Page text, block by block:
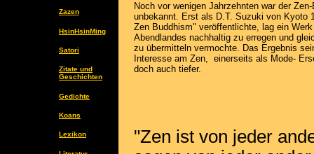
Zazen
HsinHsinMing
Satori
Zitate und
Geschichten
Gedichte
Koans
Lexikon
Noch vor wenigen Jahrzehnten war der
unbekannt. Erst als D.T. Suzuki von Kyoto
Zen Buddhism" veröffentlichte, lag ein
Abendlandes nachhaltig zu erregen und
zu übermitteln vermochte. Das Ergebnis
Interesse am Zen, einerseits als Mode-
doch auch tiefer.
"Zen ist von jeder